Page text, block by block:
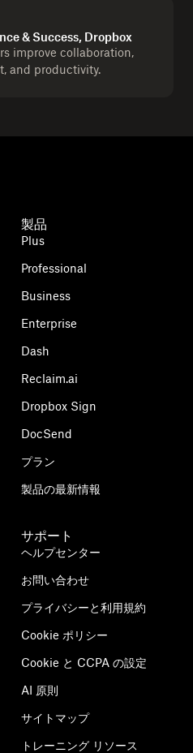
& Success, Dropbox
improve collaboration,
and productivity.
製品
Plus
Professional
Business
Enterprise
Dash
Reclaim.ai
Dropbox Sign
DocSend
プラン
製品の最新情報
サポート
ヘルプセンター
お問い合わせ
プライバシーと利用規約
Cookie ポリシー
Cookie と CCPA の設定
AI 原則
サイトマップ
トレーニング リソース